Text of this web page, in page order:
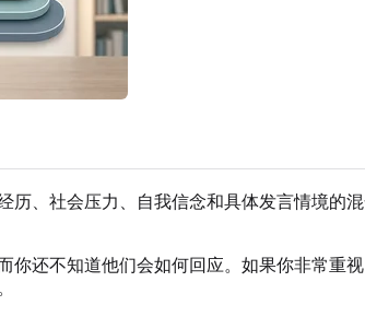
、社会压力、自我信念和具体发言情境的
还不知道他们会如何回应。如果你非常重